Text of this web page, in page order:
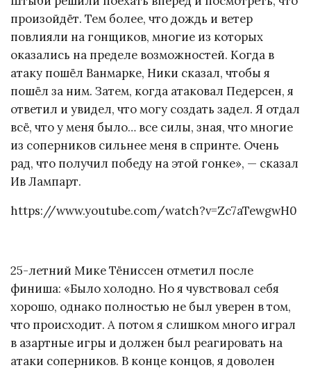
произойдёт. Тем более, что дождь и ветер
повлияли на гонщиков, многие из которых
оказались на пределе возможностей. Когда в
атаку пошёл Ванмарке, Ники сказал, чтобы я
пошёл за ним. Затем, когда атаковал Педерсен, я
ответил и увидел, что могу создать задел. Я отдал
всё, что у меня было… все силы, зная, что многие
из соперников сильнее меня в спринте. Очень
рад, что получил победу на этой гонке», — сказал
Ив Лампарт.
https://www.youtube.com/watch?v=Zc7aTewgwH0
25-летний Мике Тёниссен отметил после
финиша: «Было холодно. Но я чувствовал себя
хорошо, однако полностью не был уверен в том,
что происходит. А потом я слишком много играл
в азартные игры и должен был реагировать на
атаки соперников. В конце концов, я доволен